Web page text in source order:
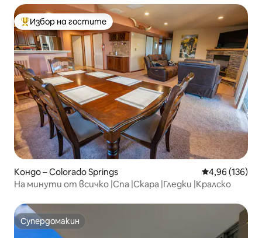
Най-популярен избор на гостите
Избор на гостите
Кондо – Colorado Springs Средна
4,96 (136)
На минути от всичко |Спа |Скара |Гледки |Кралско
Супердомакин
Супердомакин